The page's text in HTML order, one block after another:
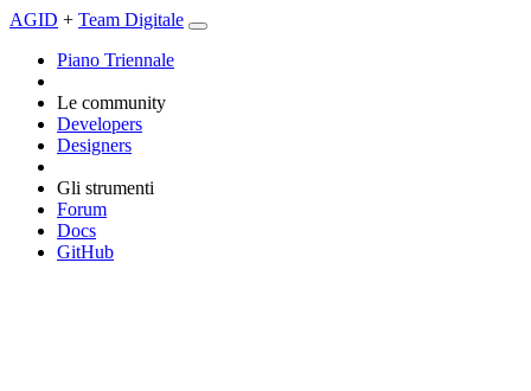
AGID + Team Digitale
Piano Triennale
Le community
Developers
Designers
Gli strumenti
Forum
Docs
GitHub